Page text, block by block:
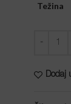
Težina
Količina
Dodaj